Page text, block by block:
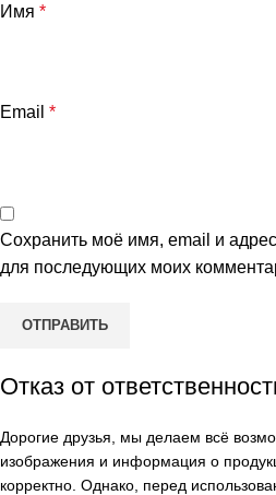
Имя *
Email *
Сохранить моё имя, email и
для последующих моих
Отказ от
Дорогие друзья, мы делаем всё
изображения и информация о
корректно. Однако, перед